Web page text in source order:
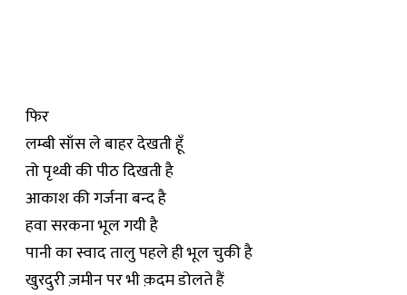
फिर
लम्बी साँस ले बाहर देखती हूँ
तो पृथ्वी की पीठ दिखती है
आकाश की गर्जना बन्द है
हवा सरकना भूल गयी है
पानी का स्वाद तालु पहले ही भूल चुकी है
खुरदुरी ज़मीन पर भी क़दम डोलते हैं